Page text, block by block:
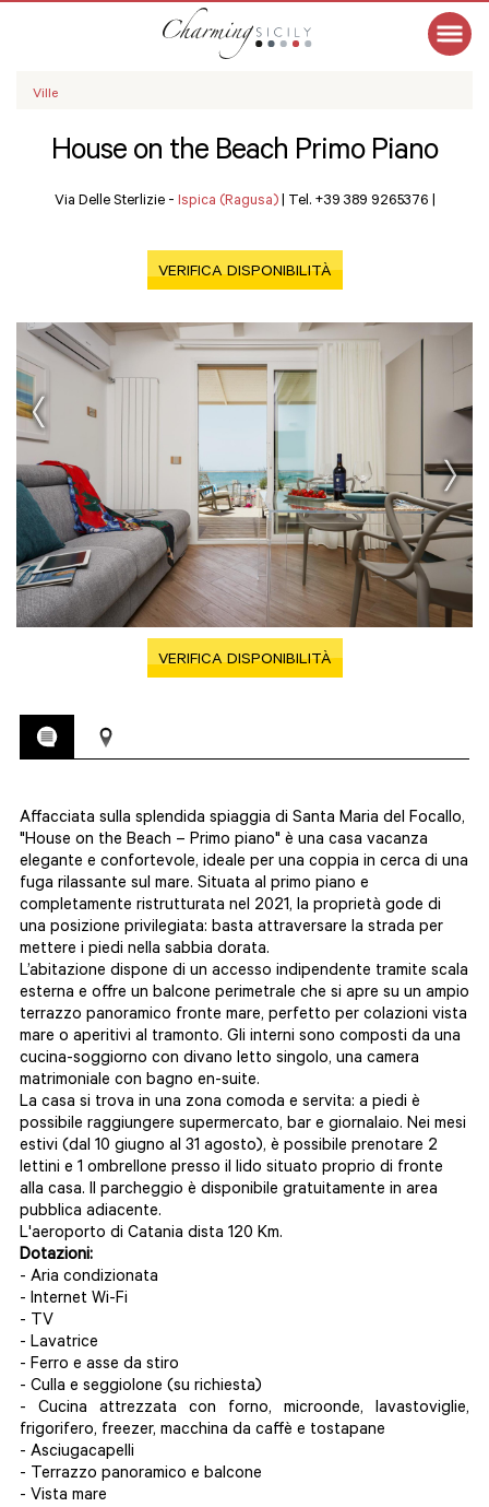
Ville
House on the Beach Primo Piano
Via Delle Sterlizie - Ispica (Ragusa) | Tel. +39 389 9265376 |
VERIFICA DISPONIBILITÀ
VERIFICA DISPONIBILITÀ
Affacciata sulla splendida spiaggia di Santa Maria del Focallo,
"House on the Beach – Primo piano" è una casa vacanza
elegante e confortevole, ideale per una coppia in cerca di una
fuga rilassante sul mare. Situata al primo piano e
completamente ristrutturata nel 2021, la proprietà gode di
una posizione privilegiata: basta attraversare la strada per
mettere i piedi nella sabbia dorata.
L’abitazione dispone di un accesso indipendente tramite scala
esterna e offre un balcone perimetrale che si apre su un ampio
terrazzo panoramico fronte mare, perfetto per colazioni vista
mare o aperitivi al tramonto. Gli interni sono composti da una
cucina-soggiorno con divano letto singolo, una camera
matrimoniale con bagno en-suite.
La casa si trova in una zona comoda e servita: a piedi è
possibile raggiungere supermercato, bar e giornalaio. Nei mesi
estivi (dal 10 giugno al 31 agosto), è possibile prenotare 2
lettini e 1 ombrellone presso il lido situato proprio di fronte
alla casa. Il parcheggio è disponibile gratuitamente in area
pubblica adiacente.
L'aeroporto di Catania dista 120 Km.
Dotazioni:
- Aria condizionata
- Internet Wi-Fi
- TV
- Lavatrice
- Ferro e asse da stiro
- Culla e seggiolone (su richiesta)
- Cucina attrezzata con forno, microonde, lavastoviglie,
frigorifero, freezer, macchina da caffè e tostapane
- Asciugacapelli
- Terrazzo panoramico e balcone
- Vista mare